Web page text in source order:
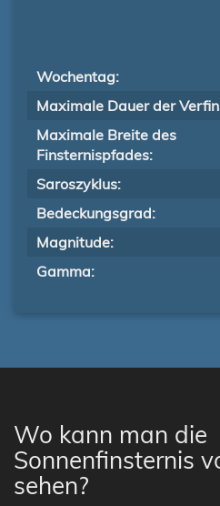
Wochentag:
Maximale Dauer der
Maximale Breite des
Finsternispfades:
Saroszyklus:
Bedeckungsgrad:
Magnitude:
Gamma:
Wo kann man die
Sonnenfinsternis
sehen?